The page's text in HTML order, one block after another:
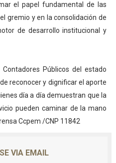
el papel fundamental de las
gremio y en la consolidación de
de desarrollo institucional y
Públicos del estado
reconocer y dignificar el aporte
día a día demuestran que la
pueden caminar de la mano
Ccpem /CNP 11842
VIA EMAIL